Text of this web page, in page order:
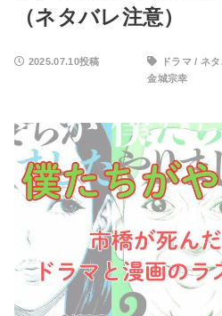
（ネタバレ注意）
2025.07.10投稿 ドラマ / ネ
金城宗幸